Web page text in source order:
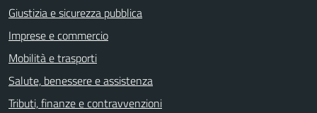
Giustizia e sicurezza pubblica
Imprese e commercio
Mobilità e trasporti
Salute, benessere e assistenza
Tributi, finanze e contravvenzioni